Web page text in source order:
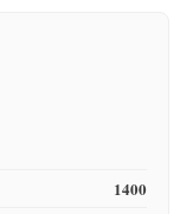
1400